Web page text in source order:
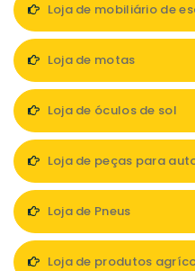
Loja de mobiliário de
Loja de motas
Loja de óculos de sol
Loja de peças para
Loja de Pneus
Loja de produtos